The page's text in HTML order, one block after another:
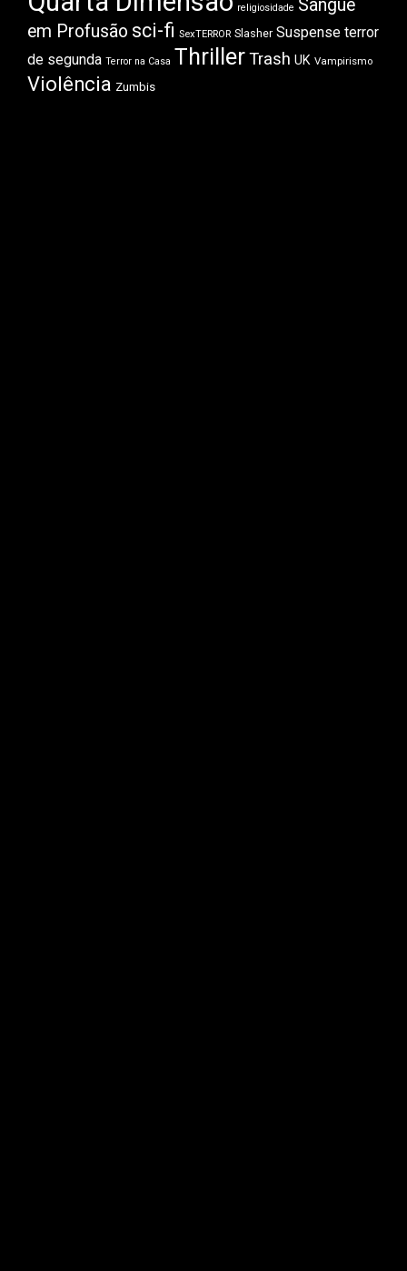
religiosidade Sangue
em Profusão sci-fi SexTERROR Slasher Suspense terror
de segunda Terror na Casa ThrillerTrash UK Vampirismo
Violência Zumbis